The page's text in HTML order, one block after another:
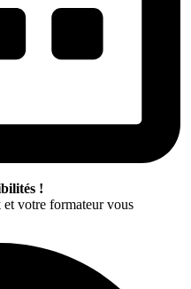
!
et votre formateur vous